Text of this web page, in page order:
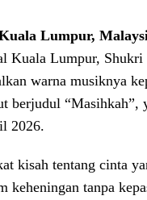
Lumpur,
Kuala Lumpur, Shukri
warna musiknya
berjudul “Masihkah”,
2026.
kisah tentang cinta
keheningan tanpa